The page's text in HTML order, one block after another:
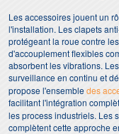
Les accessoires jouent un
l'installation. Les clapets
protégeant la roue contre
d'accouplement flexibles
absorbent les vibrations.
surveillance en continu et
propose l'ensembledes
facilitant l'intégration
les process industriels. Les
complètent cette approche